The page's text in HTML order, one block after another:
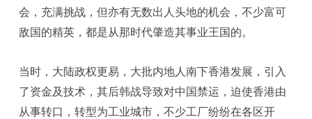
会，充满挑战，但亦有无数出人头地的机会，不少富可
敌国的精英，都是从那时代肇造其事业王国的。
当时，大陆政权更易，大批内地人南下香港发展，引入
了资金及技术，其后韩战导致对中国禁运，迫使香港由
从事转口，转型为工业城市，不少工厂纷纷在各区开